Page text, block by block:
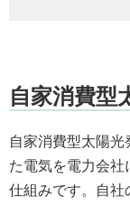
自家消費型
自家消費型太陽
た電気を電力会社
仕組みです。自社